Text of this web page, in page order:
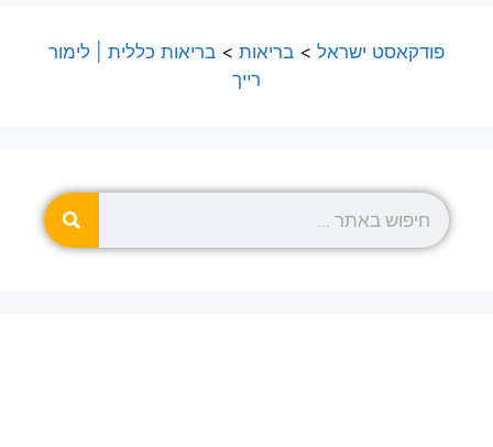
פודקאסט ישראל > בריאות > בריאות כללית | לימור
רייך